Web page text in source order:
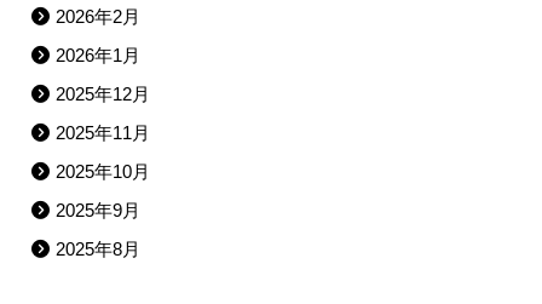
2026年2月
2026年1月
2025年12月
2025年11月
2025年10月
2025年9月
2025年8月